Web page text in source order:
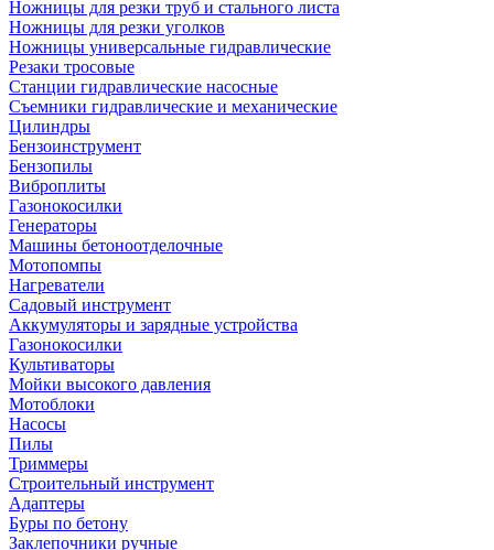
Ножницы для резки труб и стального листа
Ножницы для резки уголков
Ножницы универсальные гидравлические
Резаки тросовые
Станции гидравлические насосные
Съемники гидравлические и механические
Цилиндры
Бензоинструмент
Бензопилы
Виброплиты
Газонокосилки
Генераторы
Машины бетоноотделочные
Мотопомпы
Нагреватели
Садовый инструмент
Аккумуляторы и зарядные устройства
Газонокосилки
Культиваторы
Мойки высокого давления
Мотоблоки
Насосы
Пилы
Триммеры
Строительный инструмент
Адаптеры
Буры по бетону
Заклепочники ручные